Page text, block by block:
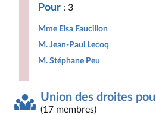
Pour : 3
Mme Elsa Faucillon
M. Jean-Paul Lecoq
M. Stéphane Peu
Union des droites
(17 membres)